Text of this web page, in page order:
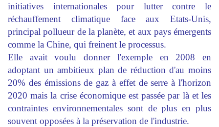
initiatives internationales pour lutter contre le
réchauffement climatique face aux Etats-Unis,
principal pollueur de la planète, et aux pays émergents
comme la Chine, qui freinent le processus.
Elle avait voulu donner l'exemple en 2008 en
adoptant un ambitieux plan de réduction d'au moins
20% des émissions de gaz à effet de serre à l'horizon
2020 mais la crise économique est passée par là et les
contraintes environnementales sont de plus en plus
souvent opposées à la préservation de l'industrie.